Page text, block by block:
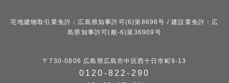
宅地建物取引業免許：広島県知事許可(6)第8696号 / 建設業免許：広
島県知事許可(般-6)第36909号
〒730-0806 広島県広島市中区西十日市町9-13
0120-822-290